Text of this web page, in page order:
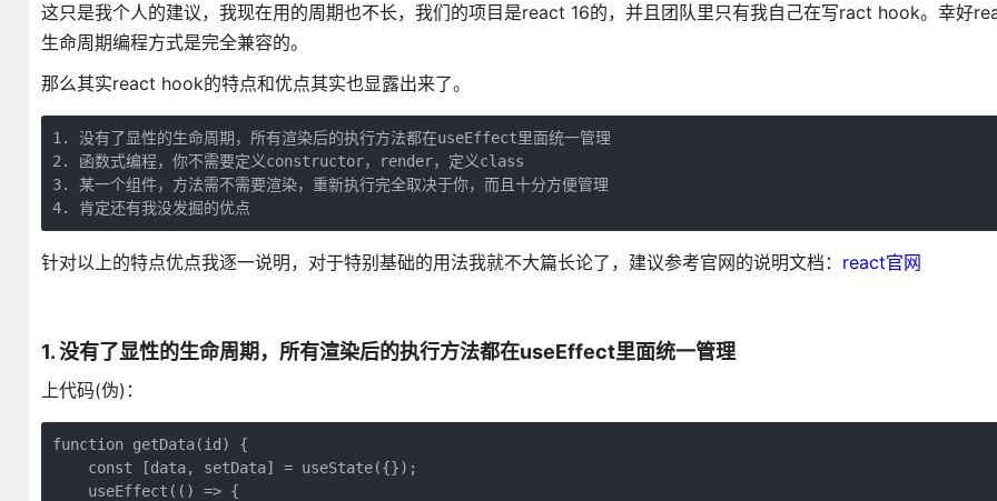
这只是我个人的建议，我现在用的周期也不长，我们的项目是react 16的，并且团队里只有我自己在写ract hook。幸好
生命周期编程方式是完全兼容的。
那么其实react hook的特点和优点其实也显露出来了。
1. 没有了显性的生命周期，所有渲染后的执行方法都在useEffect里面统一管理
2. 函数式编程，你不需要定义constructor，render，定义class
3. 某一个组件，方法需不需要渲染，重新执行完全取决于你，而且十分方便管理
4. 肯定还有我没发掘的优点
针对以上的特点优点我逐一说明，对于特别基础的用法我就不大篇长论了，建议参考官网的说明文档： react官网
1. 没有了显性的生命周期，所有渲染后的执行方法都在useEffect里面统一管理
上代码(伪)：
function getData(id) {
    const [data, setData] = useState({});
    useEffect(() => {